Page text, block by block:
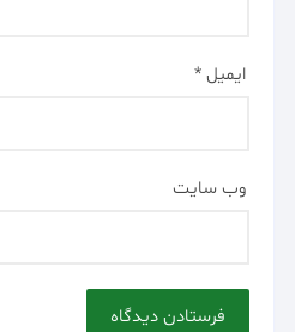
ایمیل*
وب‌ سایت